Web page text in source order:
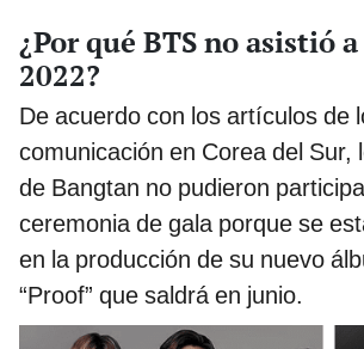
¿Por qué BTS no asistió
2022?
De acuerdo con los artículos de
comunicación en Corea del Sur,
de Bangtan no pudieron
ceremonia de gala porque se
en la producción de su nuevo
“Proof” que saldrá en junio.